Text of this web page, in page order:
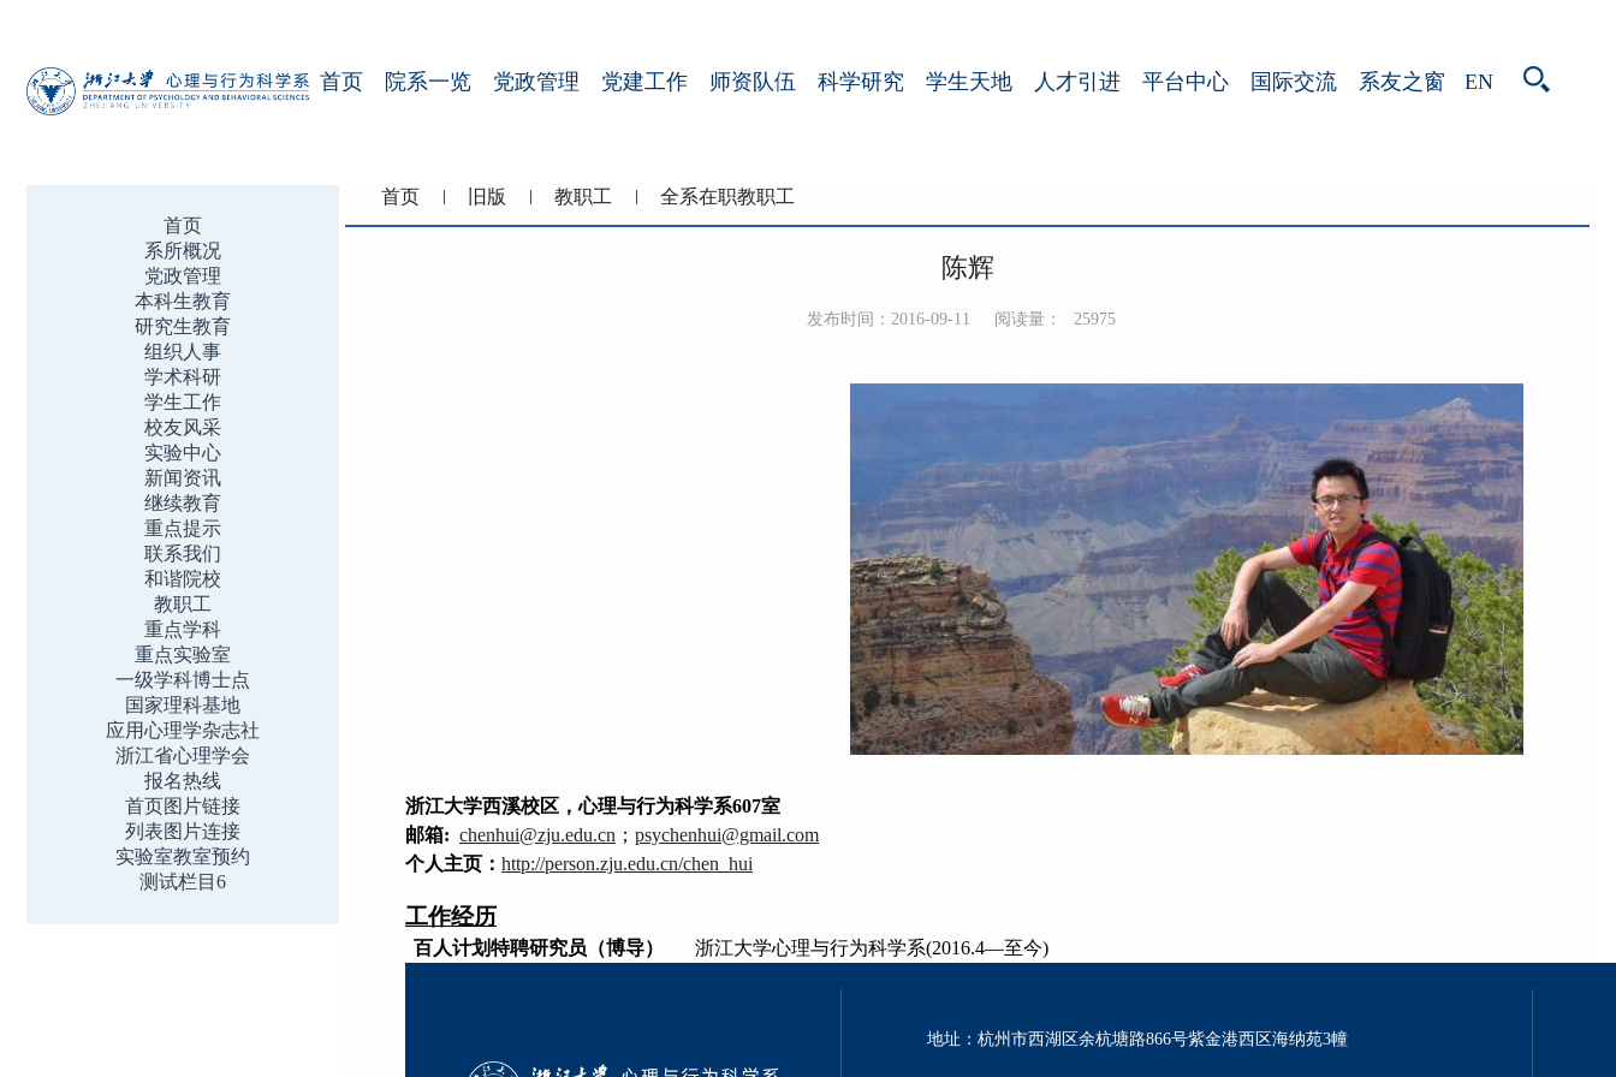
首页 院系一览 党政管理 党建工作 师资队伍 科学研究 学生天地 人才引进 平台中心 国际交流 系友之窗 EN
首页
系所概况
党政管理
本科生教育
研究生教育
组织人事
学术科研
学生工作
校友风采
实验中心
新闻资讯
继续教育
重点提示
联系我们
和谐院校
教职工
重点学科
重点实验室
一级学科博士点
国家理科基地
应用心理学杂志社
浙江省心理学会
报名热线
首页图片链接
列表图片连接
实验室教室预约
测试栏目6
首页 旧版 教职工 全系在职教职工
陈辉
发布时间：2016-09-11 阅读量： 25975
浙江大学西溪校区，心理与行为科学系607室
邮箱: chenhui@zju.edu.cn ； psychenhui@gmail.com
个人主页： http://person.zju.edu.cn/chen_hui
工作经历
百人计划特聘研究员（博导） 浙江大学心理与行为科学系(2016.4—至今)
地址：杭州市西湖区余杭塘路866号紫金港西区海纳苑3幢